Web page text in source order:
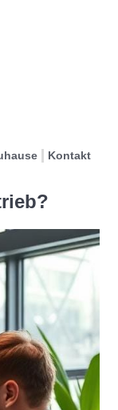
Kontakt